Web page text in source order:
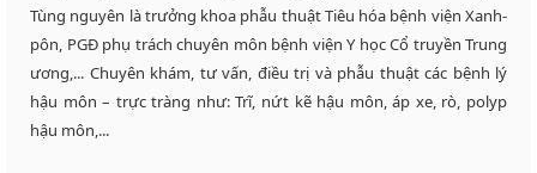
Tùng nguyên là trưởng khoa phẫu thuật Tiêu hóa bệnh viện Xanh-
pôn, PGĐ phụ trách chuyên môn bệnh viện Y học Cổ truyền Trung
ương,... Chuyên khám, tư vấn, điều trị và phẫu thuật các bệnh lý
hậu môn – trực tràng như: Trĩ, nứt kẽ hậu môn, áp xe, rò, polyp
hậu môn,...